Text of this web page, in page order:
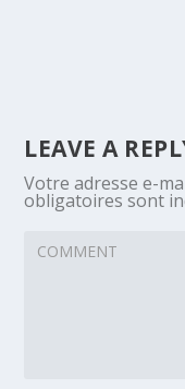
LEAVE A
Votre adresse e-
obligatoires sont